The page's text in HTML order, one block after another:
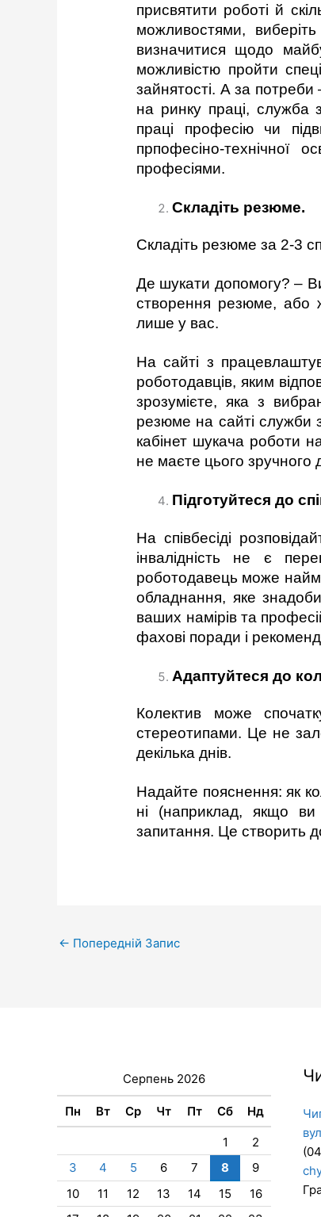
присвятити роботі й
можливостями,
визначитися щодо
можливістю пройти
зайнятості. А за
на ринку праці, служба
праці професію чи
прпофесіно-технічної
професіями.
Складіть резюме.
Складіть резюме за 2-3
Де шукати допомогу? –
створення резюме, або
лише у вас.
На сайті з
роботодавців, яким
зрозумієте, яка з
резюме на сайті служби
кабінет шукача роботи
не маєте цього зручного
Підготуйтеся до
На співбесіді
інвалідність не є
роботодавець може
обладнання, яке
ваших намірів та
фахові поради і
Адаптуйтеся до
Колектив може
стереотипами. Це не
декілька днів.
Надайте пояснення: як
ні (наприклад, якщо ви
запитання. Це створить
← Попередній Запис
Серпень 2026
Пн Вт Ср Чт Пт Сб Нд
1
2
3
4 5 6 7 8
9
10
11 12 13 14 15
16